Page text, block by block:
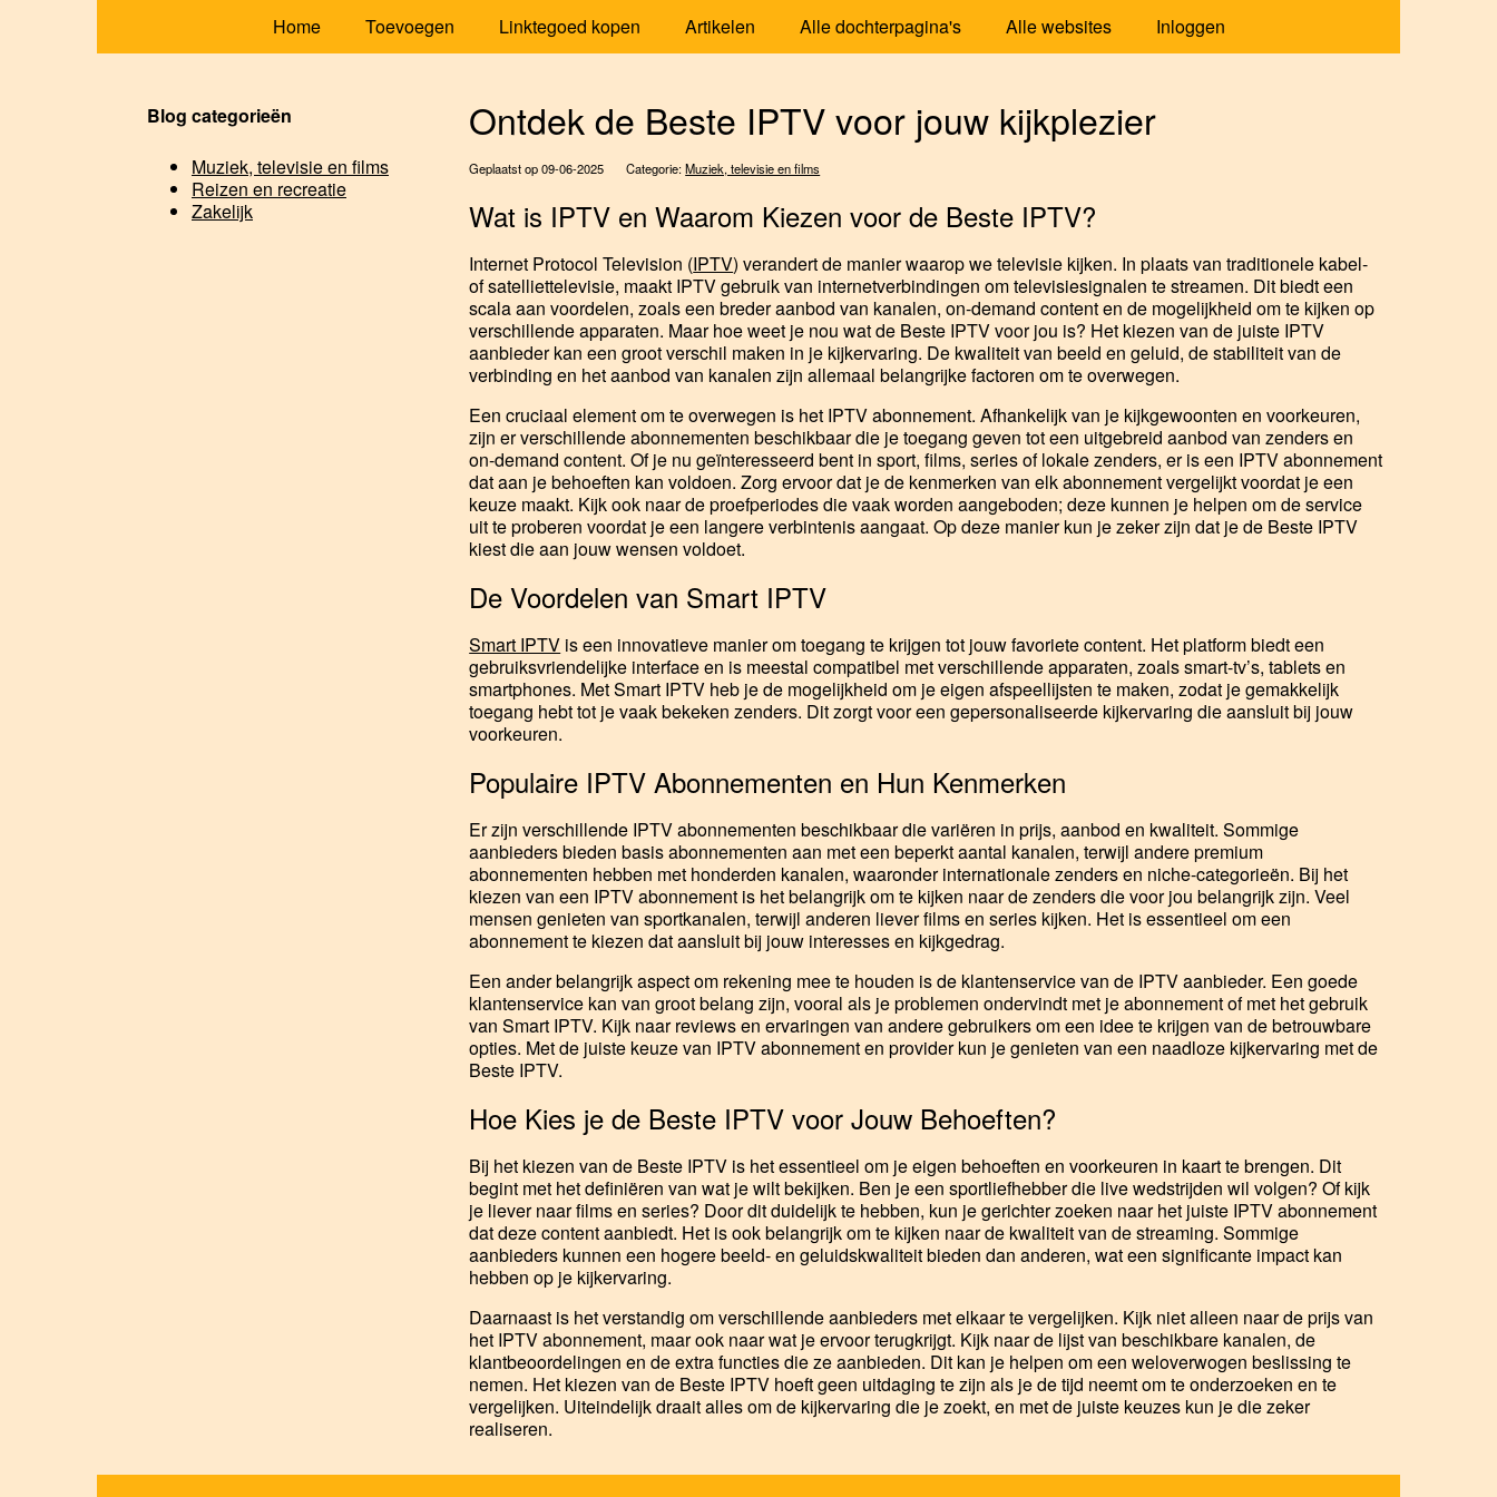
Home Toevoegen Linktegoed kopen Artikelen Alle dochterpagina's Alle websites Inloggen
Ontdek de Beste IPTV voor jouw kijkplezier
Geplaatst op 09-06-2025 Categorie:Muziek, televisie en films
Wat is IPTV en Waarom Kiezen voor de Beste IPTV?
Internet Protocol Television (IPTV) verandert de manier waarop we televisie kijken. In plaats van traditionele kabel-
of satelliettelevisie, maakt IPTV gebruik van internetverbindingen om televisiesignalen te streamen. Dit biedt een
scala aan voordelen, zoals een breder aanbod van kanalen, on-demand content en de mogelijkheid om te kijken op
verschillende apparaten. Maar hoe weet je nou wat de Beste IPTV voor jou is? Het kiezen van de juiste IPTV
aanbieder kan een groot verschil maken in je kijkervaring. De kwaliteit van beeld en geluid, de stabiliteit van de
verbinding en het aanbod van kanalen zijn allemaal belangrijke factoren om te overwegen.
Een cruciaal element om te overwegen is het IPTV abonnement. Afhankelijk van je kijkgewoonten en voorkeuren,
zijn er verschillende abonnementen beschikbaar die je toegang geven tot een uitgebreid aanbod van zenders en
on-demand content. Of je nu geïnteresseerd bent in sport, films, series of lokale zenders, er is een IPTV abonnement
dat aan je behoeften kan voldoen. Zorg ervoor dat je de kenmerken van elk abonnement vergelijkt voordat je een
keuze maakt. Kijk ook naar de proefperiodes die vaak worden aangeboden; deze kunnen je helpen om de service
uit te proberen voordat je een langere verbintenis aangaat. Op deze manier kun je zeker zijn dat je de Beste IPTV
kiest die aan jouw wensen voldoet.
De Voordelen van Smart IPTV
Smart IPTV is een innovatieve manier om toegang te krijgen tot jouw favoriete content. Het platform biedt een
gebruiksvriendelijke interface en is meestal compatibel met verschillende apparaten, zoals smart-tv’s, tablets en
smartphones. Met Smart IPTV heb je de mogelijkheid om je eigen afspeellijsten te maken, zodat je gemakkelijk
toegang hebt tot je vaak bekeken zenders. Dit zorgt voor een gepersonaliseerde kijkervaring die aansluit bij jouw
voorkeuren.
Populaire IPTV Abonnementen en Hun Kenmerken
Er zijn verschillende IPTV abonnementen beschikbaar die variëren in prijs, aanbod en kwaliteit. Sommige
aanbieders bieden basis abonnementen aan met een beperkt aantal kanalen, terwijl andere premium
abonnementen hebben met honderden kanalen, waaronder internationale zenders en niche-categorieën. Bij het
kiezen van een IPTV abonnement is het belangrijk om te kijken naar de zenders die voor jou belangrijk zijn. Veel
mensen genieten van sportkanalen, terwijl anderen liever films en series kijken. Het is essentieel om een
abonnement te kiezen dat aansluit bij jouw interesses en kijkgedrag.
Een ander belangrijk aspect om rekening mee te houden is de klantenservice van de IPTV aanbieder. Een goede
klantenservice kan van groot belang zijn, vooral als je problemen ondervindt met je abonnement of met het gebruik
van Smart IPTV. Kijk naar reviews en ervaringen van andere gebruikers om een idee te krijgen van de betrouwbare
opties. Met de juiste keuze van IPTV abonnement en provider kun je genieten van een naadloze kijkervaring met de
Beste IPTV.
Hoe Kies je de Beste IPTV voor Jouw Behoeften?
Bij het kiezen van de Beste IPTV is het essentieel om je eigen behoeften en voorkeuren in kaart te brengen. Dit
begint met het definiëren van wat je wilt bekijken. Ben je een sportliefhebber die live wedstrijden wil volgen? Of kijk
je liever naar films en series? Door dit duidelijk te hebben, kun je gerichter zoeken naar het juiste IPTV abonnement
dat deze content aanbiedt. Het is ook belangrijk om te kijken naar de kwaliteit van de streaming. Sommige
aanbieders kunnen een hogere beeld- en geluidskwaliteit bieden dan anderen, wat een significante impact kan
hebben op je kijkervaring.
Daarnaast is het verstandig om verschillende aanbieders met elkaar te vergelijken. Kijk niet alleen naar de prijs van
het IPTV abonnement, maar ook naar wat je ervoor terugkrijgt. Kijk naar de lijst van beschikbare kanalen, de
klantbeoordelingen en de extra functies die ze aanbieden. Dit kan je helpen om een weloverwogen beslissing te
nemen. Het kiezen van de Beste IPTV hoeft geen uitdaging te zijn als je de tijd neemt om te onderzoeken en te
vergelijken. Uiteindelijk draait alles om de kijkervaring die je zoekt, en met de juiste keuzes kun je die zeker
realiseren.
Blog categorieën
Muziek, televisie en films
Reizen en recreatie
Zakelijk